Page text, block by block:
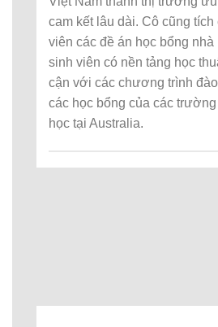
cam kết lâu dài. Cô cũng
viên các đề án học bổng
sinh viên có nền tảng học
cận với các chương trình
các học bổng của các
học tại Australia.